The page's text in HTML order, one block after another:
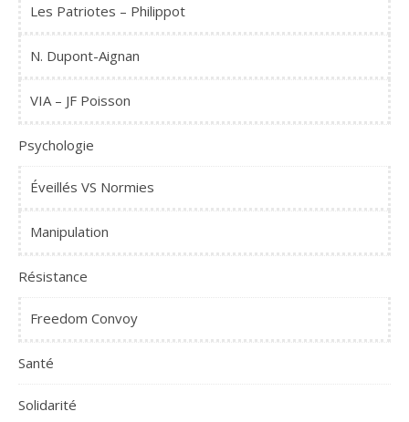
Les Patriotes – Philippot
N. Dupont-Aignan
VIA – JF Poisson
Psychologie
Éveillés VS Normies
Manipulation
Résistance
Freedom Convoy
Santé
Solidarité